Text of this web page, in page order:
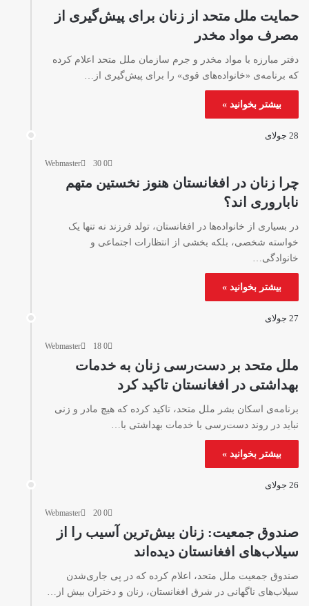
حمایت ملل متحد از زنان برای پیش‌گیری از
مصرف مواد مخدر
دفتر مبارزه با مواد مخدر و جرم سازمان ملل متحد اعلام کرده
که برنامه‌ی «خانواده‌های قوی» را برای پیش‌گیری از…
بیشتر بخوانید »
28 جولای
Webmaster 0
چرا زنان در افغانستان هنوز نخستین متهم
ناباروری‌ اند؟
در بسیاری از خانواده‌ها در افغانستان، تولد فرزند نه تنها یک
خواسته شخصی، بلکه بخشی از انتظارات اجتماعی و
خانوادگی…
بیشتر بخوانید »
27 جولای
Webmaster 0
ملل متحد بر دست‌رسی زنان به خدمات
بهداشتی در افغانستان تاکید کرد
برنامه‌ی اسکان بشر ملل متحد، تاکید کرده که هیچ مادر و زنی
نباید در روند دست‌رسی با خدمات بهداشتی با…
بیشتر بخوانید »
26 جولای
Webmaster 0
صندوق جمعیت: زنان بیش‌ترین آسیب را از
سیلاب‌های افغانستان دیده‌اند
صندوق جمعیت ملل متحد، اعلام کرده که در پی جاری‌شدن
سیلاب‌های ناگهانی در شرق افغانستان، زنان و دختران بیش از…